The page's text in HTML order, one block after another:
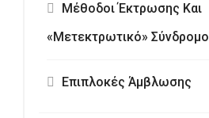
Μέθοδοι Έκτρωσης Και
«Μετεκτρωτικό» Σύνδρομο
Επιπλοκές Άμβλωσης